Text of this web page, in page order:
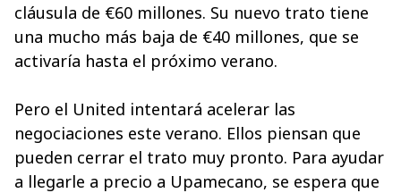
cláusula de €60 millones. Su nuevo trato tiene
una mucho más baja de €40 millones, que se
activaría hasta el próximo verano.
Pero el United intentará acelerar las
negociaciones este verano. Ellos piensan que
pueden cerrar el trato muy pronto. Para ayudar
a llegarle a precio a Upamecano, se espera que